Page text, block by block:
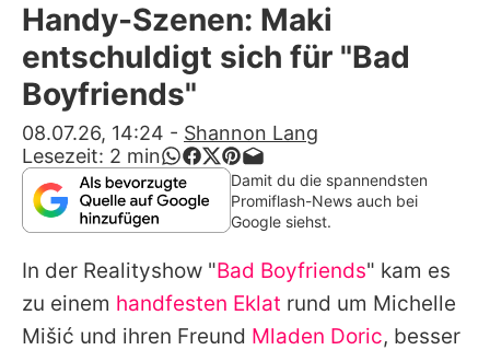
Stars
Filme & Serien
Lifestyle
Familie & Liebe
Promiflash Exklusiv
Alle Themen auf Promiflash
Jobs
Handy-Szenen: Maki
entschuldigt sich für "Bad
Boyfriends"
08.07.26, 14:24 - Shannon Lang
Lesezeit: 2 min
Damit du die spannendsten
Promiflash-News auch bei
Google siehst.
In der Realityshow "Bad Boyfriends" kam es
zu einem handfesten Eklat rund um Michelle
Mišić und ihren Freund Mladen Doric, besser